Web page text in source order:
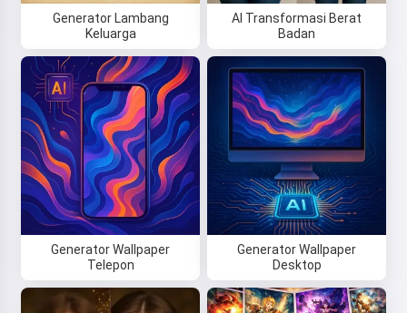
Generator Lambang
Keluarga
AI Transformasi Berat
Badan
Generator Wallpaper
Telepon
Generator Wallpaper
Desktop